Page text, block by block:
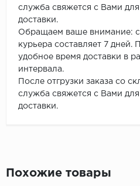
служба свяжется с Вами для
доставки.
Обращаем ваше внимание:
курьера составляет 7 дней.
удобное время доставки в
интервала.
После отгрузки заказа со
служба свяжется с Вами для
доставки.
Похожие товары